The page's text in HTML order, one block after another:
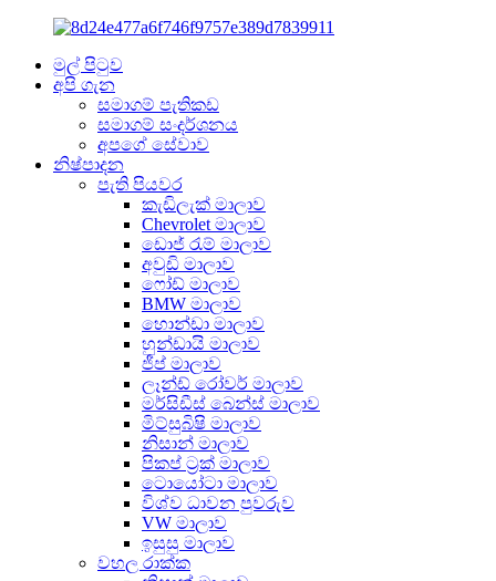
මුල් පිටුව
අපි ගැන
සමාගම් පැතිකඩ
සමාගම් සංදර්ශනය
අපගේ සේවාව
නිෂ්පාදන
පැති පියවර
කැඩිලැක් මාලාව
Chevrolet මාලාව
ඩොජ් රැම් මාලාව
අවුඩි මාලාව
ෆෝඩ් මාලාව
BMW මාලාව
හොන්ඩා මාලාව
හුන්ඩායි මාලාව
ජීප් මාලාව
ලෑන්ඩ් රෝවර් මාලාව
මර්සිඩීස් බෙන්ස් මාලාව
මිට්සුබිෂි මාලාව
නිසාන් මාලාව
පිකප් ට්‍රක් මාලාව
ටොයෝටා මාලාව
විශ්ව ධාවන පුවරුව
VW මාලාව
ඉසුසු මාලාව
වහල රාක්ක